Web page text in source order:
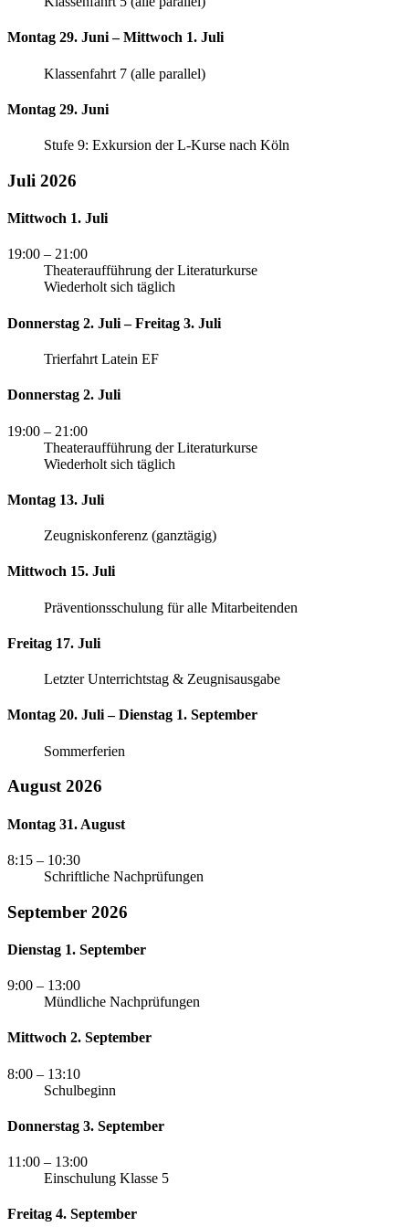
Montag 29. Juni – Mittwoch 1. Juli
Klassenfahrt 7 (alle parallel)
Montag 29. Juni
Stufe 9: Exkursion der L-Kurse nach Köln
Juli 2026
Mittwoch 1. Juli
19:00 – 21:00
Theateraufführung der Literaturkurse
Wiederholt sich täglich
Donnerstag 2. Juli – Freitag 3. Juli
Trierfahrt Latein EF
Donnerstag 2. Juli
19:00 – 21:00
Theateraufführung der Literaturkurse
Wiederholt sich täglich
Montag 13. Juli
Zeugniskonferenz (ganztägig)
Mittwoch 15. Juli
Präventionsschulung für alle Mitarbeitenden
Freitag 17. Juli
Letzter Unterrichtstag & Zeugnisausgabe
Montag 20. Juli – Dienstag 1. September
Sommerferien
August 2026
Montag 31. August
8:15 – 10:30
Schriftliche Nachprüfungen
September 2026
Dienstag 1. September
9:00 – 13:00
Mündliche Nachprüfungen
Mittwoch 2. September
8:00 – 13:10
Schulbeginn
Donnerstag 3. September
11:00 – 13:00
Einschulung Klasse 5
Freitag 4. September